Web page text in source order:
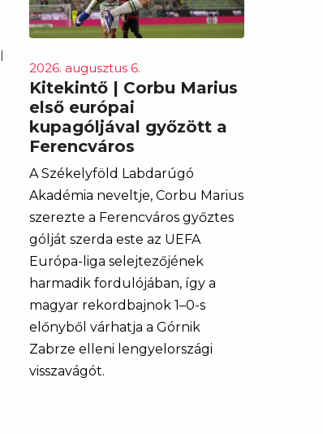
2026. augusztus 6.
Kitekintő | Corbu Marius
első európai
kupagóljával győzött a
Ferencváros
A Székelyföld Labdarúgó
Akadémia neveltje, Corbu Marius
szerezte a Ferencváros győztes
gólját szerda este az UEFA
Európa-liga selejtezőjének
harmadik fordulójában, így a
magyar rekordbajnok 1–0-s
előnyből várhatja a Górnik
Zabrze elleni lengyelországi
visszavágót.